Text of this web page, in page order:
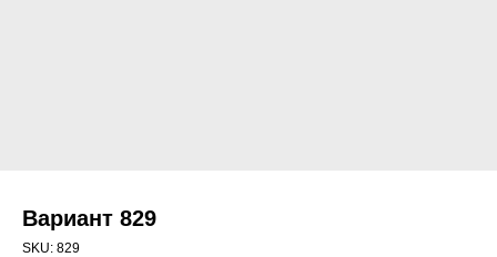
Вариант 829
SKU: 829